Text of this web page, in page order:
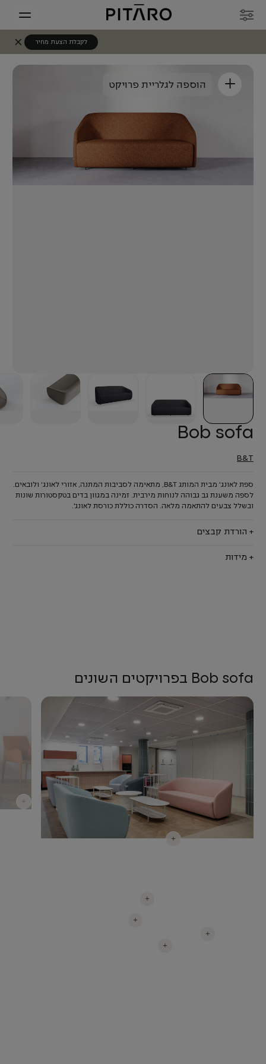
לקבלת הצעת מחיר
+ הוספה לגלריית פרויקט
Bob sofa
B&T
ספת לאונג' מבית המותג B&T, מתאימה לסביבות המתנה, אזורי לאונג' ולובאים.
לספה משענת גב גבוהה לנוחות מירבית. זמינה במגוון בדים בטקסטורות שונות
ובשלל צבעים להתאמה מלאה. הסדרה כוללת כורסת לאונג'.
+ הורדת קבצים
+ מידות
Bob sofa בפרויקטים השונים
+
+
+
+
+
+